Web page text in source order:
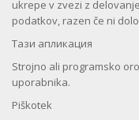
ukrepe v zvezi z
podatkov, razen če ni
Тази апликация
Strojno ali programsko
uporabnika.
Piškotek